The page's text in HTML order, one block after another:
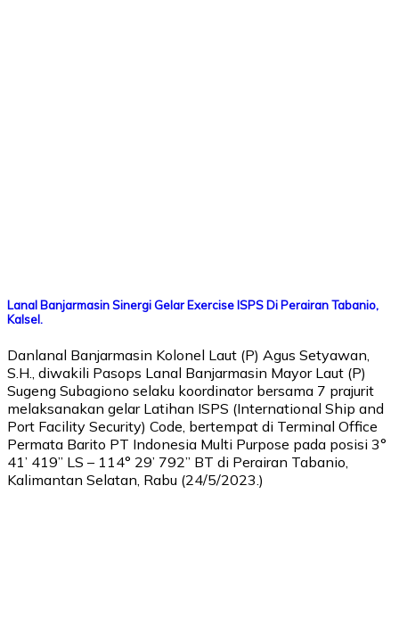
Lanal Banjarmasin Sinergi Gelar Exercise ISPS Di Perairan Tabanio,
Kalsel.
Danlanal Banjarmasin Kolonel Laut (P) Agus Setyawan,
S.H., diwakili Pasops Lanal Banjarmasin Mayor Laut (P)
Sugeng Subagiono selaku koordinator bersama 7 prajurit
melaksanakan gelar Latihan ISPS (International Ship and
Port Facility Security) Code, bertempat di Terminal Office
Permata Barito PT Indonesia Multi Purpose pada posisi 3°
41’ 419” LS – 114° 29’ 792” BT di Perairan Tabanio,
Kalimantan Selatan, Rabu (24/5/2023.)